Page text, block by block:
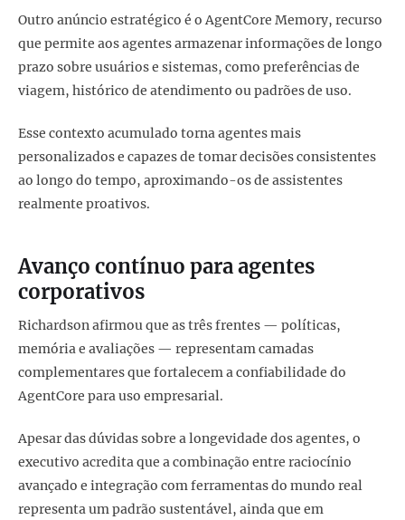
Outro anúncio estratégico é o AgentCore Memory, recurso
que permite aos agentes armazenar informações de longo
prazo sobre usuários e sistemas, como preferências de
viagem, histórico de atendimento ou padrões de uso.
Esse contexto acumulado torna agentes mais
personalizados e capazes de tomar decisões consistentes
ao longo do tempo, aproximando-os de assistentes
realmente proativos.
Avanço contínuo para agentes
corporativos
Richardson afirmou que as três frentes — políticas,
memória e avaliações — representam camadas
complementares que fortalecem a confiabilidade do
AgentCore para uso empresarial.
Apesar das dúvidas sobre a longevidade dos agentes, o
executivo acredita que a combinação entre raciocínio
avançado e integração com ferramentas do mundo real
representa um padrão sustentável, ainda que em